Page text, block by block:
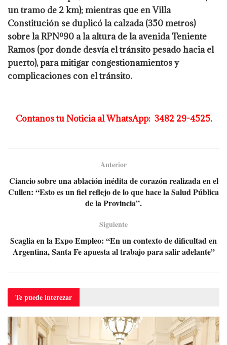
un tramo de 2 km); mientras que en Villa
Constitución se duplicó la calzada (350 metros)
sobre la RPNº90 a la altura de la avenida Teniente
Ramos (por donde desvía el tránsito pesado hacia el
puerto), para mitigar congestionamientos y
complicaciones con el tránsito.
Contanos tu Noticia al WhatsApp: 3482 29-4525.
Anterior
Ciancio sobre una ablación inédita de corazón realizada en el
Cullen: “Esto es un fiel reflejo de lo que hace la Salud Pública
de la Provincia”.
Siguiente
Scaglia en la Expo Empleo: “En un contexto de dificultad en
Argentina, Santa Fe apuesta al trabajo para salir adelante”
Te puedeinterezar